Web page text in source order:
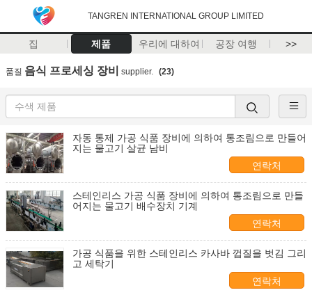
TANGREN INTERNATIONAL GROUP LIMITED
집 제품 우리에 대하여 공장 여행 >>
품질 음식 프로세싱 장비 supplier. (23)
자동 통제 가공 식품 장비에 의하여 통조림으로 만들어
지는 물고기 살균 남비
연락처
스테인리스 가공 식품 장비에 의하여 통조림으로 만들
어지는 물고기 배수장치 기계
연락처
가공 식품을 위한 스테인리스 카사바 껍질을 벗김 그리
고 세탁기
연락처